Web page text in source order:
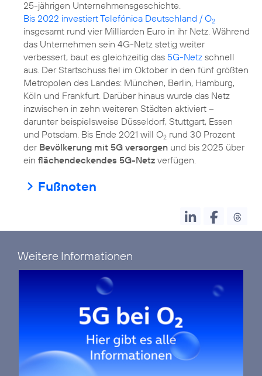
Bis 2022 investiert Telefónica Deutschland / O2
insgesamt rund vier Milliarden Euro in ihr Netz. Während
das Unternehmen sein 4G-Netz stetig weiter
verbessert, baut es gleichzeitig das 5G-Netz schnell
aus. Der Startschuss fiel im Oktober in den fünf größten
Metropolen des Landes: München, Berlin, Hamburg,
Köln und Frankfurt. Darüber hinaus wurde das Netz
inzwischen in zehn weiteren Städten aktiviert –
darunter beispielsweise Düsseldorf, Stuttgart, Essen
und Potsdam. Bis Ende 2021 will O2 rund 30 Prozent
der Bevölkerung mit 5G versorgen und bis 2025 über
ein flächendeckendes 5G-Netz verfügen.
Fußnoten
Weitere Informationen